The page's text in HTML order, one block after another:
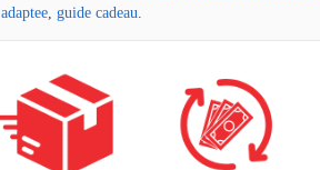
adaptee, guide cadeau